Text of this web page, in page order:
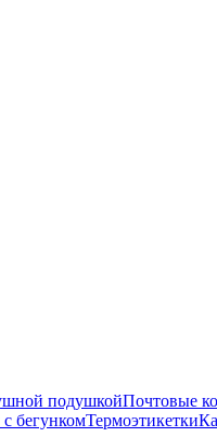
подушкойПочтовые
бегункомТермоэтикетки